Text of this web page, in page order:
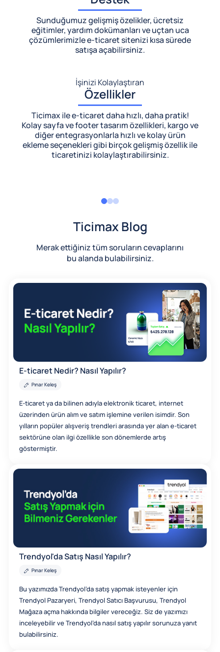
Sunduğumuz gelişmiş özelikler, ücretsiz
eğitimler, yardım dokümanları ve uçtan uca
çözümlerimizlee-ticaret sitenizi kısa sürede
satışa açabilirsiniz.
İşinizi Kolaylaştıran
Özellikler
Ticimax ile e-ticaret daha hızlı, daha pratik!
Kolay sayfa ve footer tasarım özellikleri, kargo ve
diğer entegrasyonlarla hızlı ve kolay ürün
ekleme seçenekleri gibi birçok gelişmiş özellik ile
ticaretinizi kolaylaştırabilirsiniz.
Ticimax Blog
Merak ettiğiniz tüm soruların cevaplarını
bu alanda bulabilirsiniz.
E-ticaret Nedir? Nasıl Yapılır?
Pınar Keleş
E-ticaret ya da bilinen adıyla elektronik ticaret, internet
üzerinden ürün alım ve satım işlemine verilen isimdir. Son
yılların popüler alışveriş trendleri arasında yer alan e-ticaret
sektörüne olan ilgi özellikle son dönemlerde artış
göstermiştir.
Trendyol'da Satış Nasıl Yapılır?
Pınar Keleş
Bu yazımızda Trendyol’da satış yapmak isteyenler için
Trendyol Pazaryeri, Trendyol Satıcı Başvurusu, Trendyol
Mağaza açma hakkında bilgiler vereceğiz. Siz de yazımızı
inceleyebilir ve Trendyol’da nasıl satış yapılır sorunuza yanıt
bulabilirsiniz.